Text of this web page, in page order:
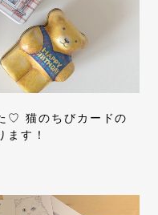
♡ 猫のちびカードの
ます！